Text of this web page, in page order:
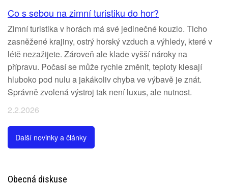
Co s sebou na zimní turistiku do hor?
Zimní turistika v horách má své jedinečné kouzlo. Ticho
zasněžené krajiny, ostrý horský vzduch a výhledy, které v
létě nezažijete. Zároveň ale klade vyšší nároky na
přípravu. Počasí se může rychle změnit, teploty klesají
hluboko pod nulu a jakákoliv chyba ve výbavě je znát.
Správně zvolená výstroj tak není luxus, ale nutnost.
2.2.2026
Další novinky a články
Obecná diskuse